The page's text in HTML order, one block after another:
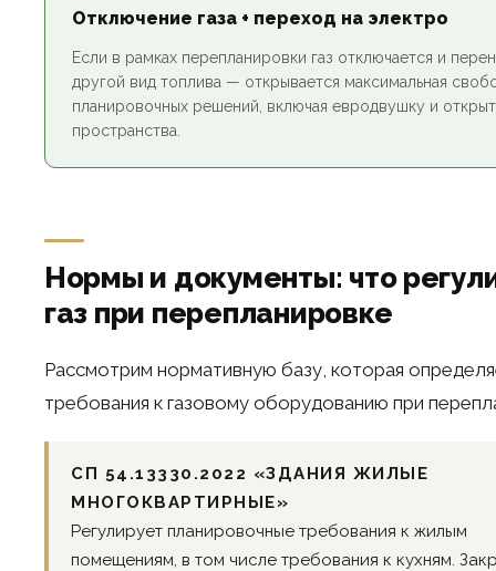
Отключение газа + переход на электро
Если в рамках перепланировки газ отключается и
другой вид топлива — открывается максимальная
планировочных решений, включая евродвушку и
пространства.
Нормы и документы: что
газ при перепланировке
Рассмотрим нормативную базу, которая
требования к газовому оборудованию при
СП 54.13330.2022 «ЗДАНИЯ ЖИЛЫЕ
МНОГОКВАРТИРНЫЕ»
Регулирует планировочные требования к жилым
помещениям, в том числе требования к кухням.